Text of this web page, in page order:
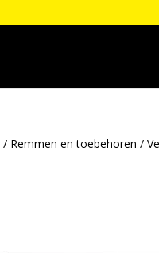
/ Remmen en toebehoren /